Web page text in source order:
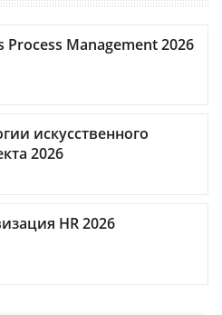
Process Management 2026
искусственного
2026
HR 2026